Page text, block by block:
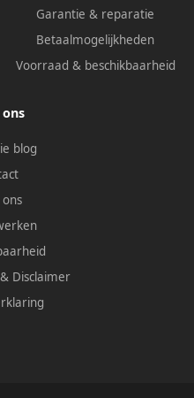
Garantie & reparatie
Betaalmogelijkheden
Voorraad & beschikbaarheid
blog
& Disclaimer